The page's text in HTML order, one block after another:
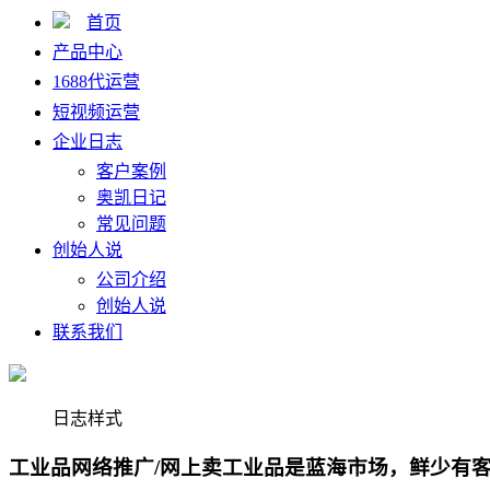
首页
产品中心
1688代运营
短视频运营
企业日志
客户案例
奥凯日记
常见问题
创始人说
公司介绍
创始人说
联系我们
日志样式
工业品网络推广/网上卖工业品是蓝海市场，鲜少有